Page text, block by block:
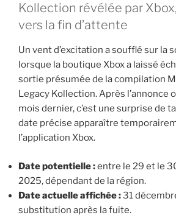
Kollection révélée par
vers la fin d’attente
Un vent d’excitation a soufflé sur la
lorsque la boutique Xbox a laissé
sortie présumée de la compilation
Legacy Kollection. Après l’annonce
mois dernier, c’est une surprise de
date précise apparaître
l’application Xbox.
Date potentielle :entre le 29 et le
2025, dépendant de la région.
Date actuelle affichée :31
substitution après la fuite.